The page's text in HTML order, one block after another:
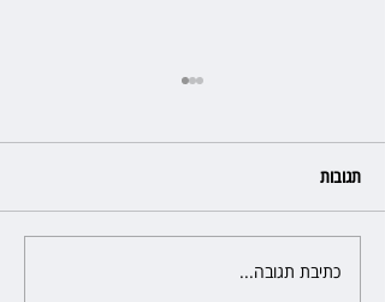
אחרי הפסילה: גידי גוב מגיע
תגובות
כתיבת תגובה...